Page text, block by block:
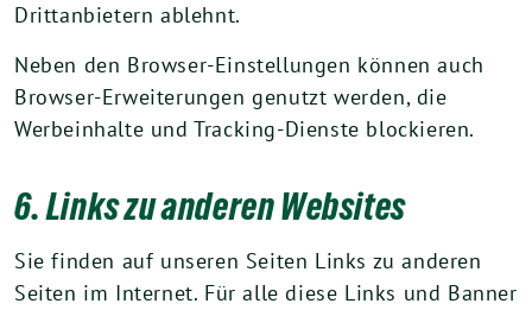
Drittanbietern ablehnt.
Neben den Browser-Einstellungen können auch
Browser-Erweiterungen genutzt werden, die
Werbeinhalte und Tracking-Dienste blockieren.
6. Links zu anderen Websites
Sie finden auf unseren Seiten Links zu anderen
Seiten im Internet. Für alle diese Links und Banner